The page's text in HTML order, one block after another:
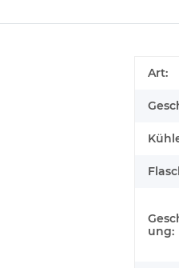
Art:
ung: